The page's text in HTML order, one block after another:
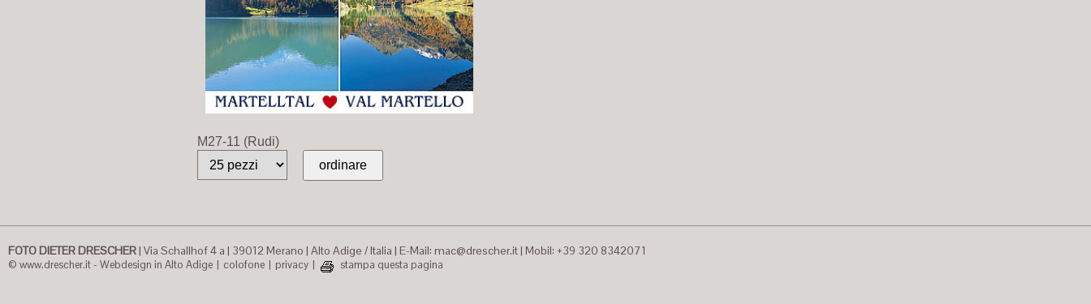
M27-11 (Rudi)
FOTO DIETER DRESCHER| Via Schallhof 4 a | 39012 Merano | Alto Adige / Italia | E-Mail: mac@drescher.it| Mobil: +39 320 8342071
© www.drescher.it - Webdesign in Alto Adige | colofone | privacy | stampa questa pagina